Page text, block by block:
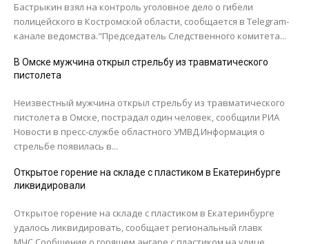
Бастрыкин взял на контроль уголовное дело о гибели
полицейского в Костромской области, сообщается в Telegram-
канале ведомства."Председатель Следственного комитета...
В Омске мужчина открыл стрельбу из травматического
пистолета
Неизвестный мужчина открыл стрельбу из травматического
пистолета в Омске, пострадал один человек, сообщили РИА
Новости в пресс-службе областного УМВД.Информация о
стрельбе появилась в...
Открытое горение на складе с пластиком в Екатеринбурге
ликвидировали
Открытое горение на складе с пластиком в Екатеринбурге
удалось ликвидировать, сообщает региональный главк